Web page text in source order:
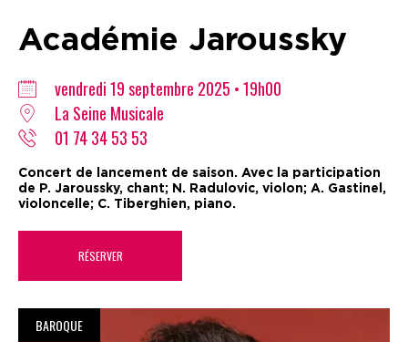
Académie Jaroussky
vendredi 19 septembre 2025 • 19h00
La Seine Musicale
01 74 34 53 53
Concert de lancement de saison. Avec la participation
de P. Jaroussky, chant; N. Radulovic, violon; A. Gastinel,
violoncelle; C. Tiberghien, piano.
RÉSERVER
BAROQUE